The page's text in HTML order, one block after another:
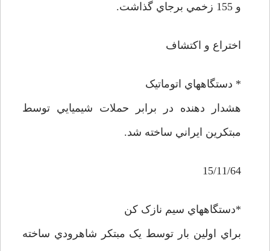
و 155 زخمي برجاي گذاشت.
اختراع و اکتشاف
* دستگاههاي اتوماتيک
هشدار دهنده در برابر حملات شيميايي توسط
مبتکرين ايراني ساخته شد.
15/11/64
*دستگاههاي سيم نازک کن
براي اولين بار توسط يک مبتکر شاهرودي ساخته